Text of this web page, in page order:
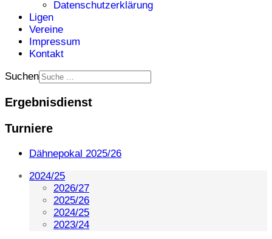
Datenschutzerklärung
Ligen
Vereine
Impressum
Kontakt
Suchen
Ergebnisdienst
Turniere
Dähnepokal 2025/26
2024/25
2026/27
2025/26
2024/25
2023/24